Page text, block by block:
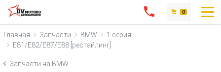
0
Главная Запчасти BMW
1 серия
E81/E82/E87/E88 [рестайлинг]
Запчасти на BMW